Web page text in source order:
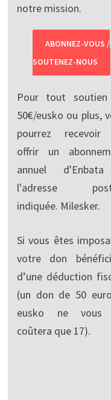
notre mission.
ABONNEZ-VOUS /
SOUTENEZ-NOUS
Pour tout
50€/eusko ou plus,
pourrez recevoir
offrir un
annuel
l'adresse
indiquée. Milesker.
Si vous êtes
votre don
d’une déduction
(un don de 50
eusko ne vous
coûtera que 17).